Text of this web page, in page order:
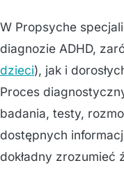
W Propsyche
diagnozie ADHD,
dzieci), jak i
Proces
badania, testy,
dostępnych
dokładny zrozumieć